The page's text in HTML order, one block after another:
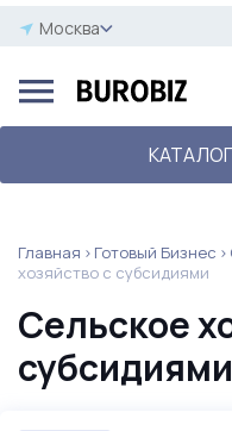
Москва
КАТАЛОГ
Главная Готовый Бизнес
хозяйство с субсидиями
Сельское
субсидиями